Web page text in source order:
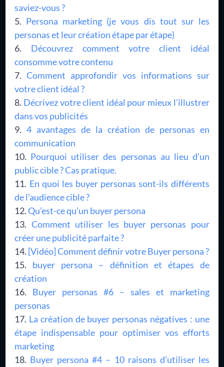
saviez-vous ?
Persona marketing (je vous dis tout sur les
personas et leur création étape par étape)
Découvrez comment votre client idéal
consomme votre contenu
Comment approfondir vos informations sur
votre client idéal ?
Décrivez votre client idéal pour mieux l’illustrer
dans vos publicités
4 avantages de la création de personas en
communication
Pourquoi utiliser des personas au lieu d’un
public cible ? Cas pratique.
En quoi les buyer personas sont-ils différents
de l’audience cible ?
Qu’est-ce qu’un buyer persona
Comment utiliser les buyer personas pour
créer une publicité parfaite ?
[Vidéo] Comment définir votre Buyer persona ?
buyer persona – définition et étapes de
création
Buyer personas #6 – sales et marketing
personas
La création de buyer personas négatives : une
étape indispensable pour optimiser vos efforts
marketing
Buyer persona #4 – 10 raisons d’utiliser les